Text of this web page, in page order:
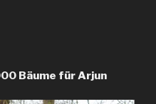
Bäume für Arjun